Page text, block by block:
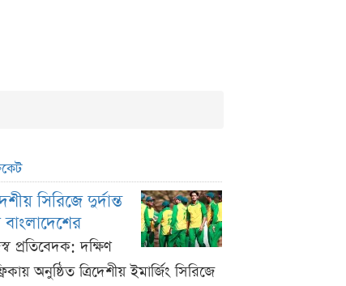
সিরিজে দুর্দান্ত
প্রতিবেদক: দক্ষিণ
অনুষ্ঠিত ত্রিদেশীয় ইমার্জিং সিরিজে